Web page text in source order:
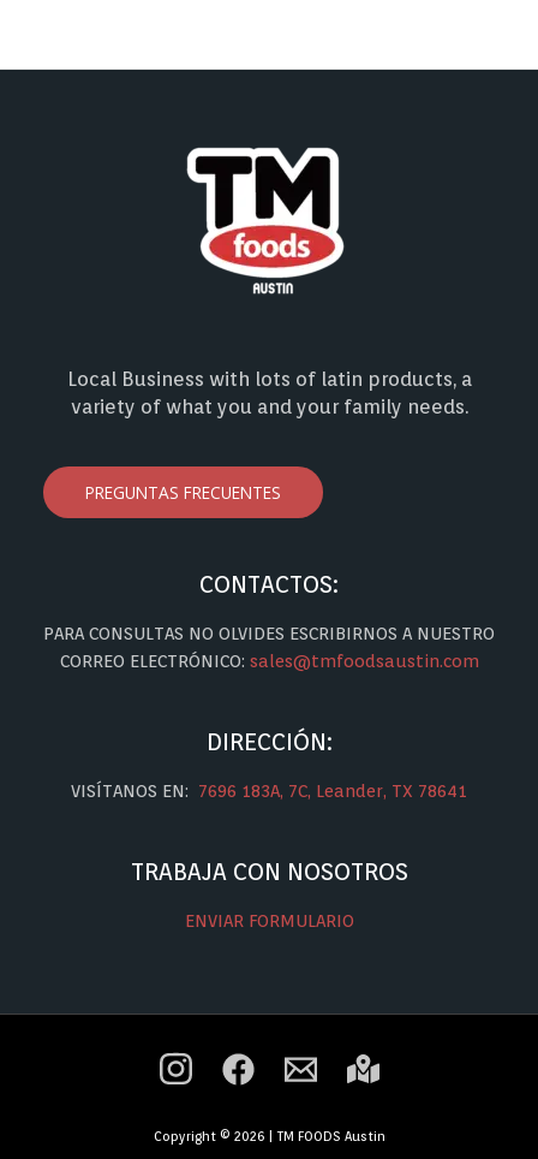
Local Business with lots of latin products, a
variety of what you and your family needs.
PREGUNTAS FRECUENTES
CONTACTOS:
PARA CONSULTAS NO OLVIDES ESCRIBIRNOS A NUESTRO
CORREO ELECTRÓNICO: sales@tmfoodsaustin.com
DIRECCIÓN:
VISÍTANOS EN: 7696 183A, 7C, Leander, TX 78641
TRABAJA CON NOSOTROS
ENVIAR FORMULARIO
Copyright © 2026 | TM FOODS Austin